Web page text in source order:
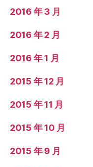
2016 年 3 月
2016 年 2 月
2016 年 1 月
2015 年 12 月
2015 年 11 月
2015 年 10 月
2015 年 9 月